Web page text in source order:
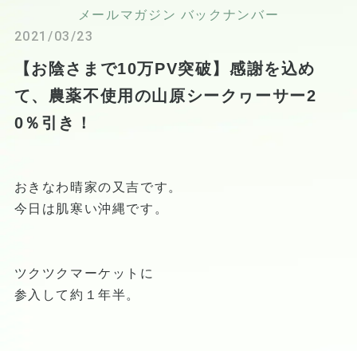
メールマガジン バックナンバー
2021/03/23
【お陰さまで10万PV突破】感謝を込め
て、農薬不使用の山原シークヮーサー2
0％引き！
おきなわ晴家の又吉です。
今日は肌寒い沖縄です。
ツクツクマーケットに
参入して約１年半。